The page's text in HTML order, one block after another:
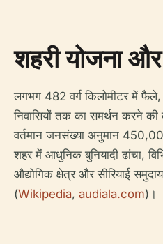
शहरी योजना
लगभग 482 वर्ग किलोमीटर में
निवासियों तक का समर्थन करने की
वर्तमान जनसंख्या अनुमान
शहर में आधुनिक बुनियादी ढांचा,
औद्योगिक क्षेत्र और सीरियाई
(Wikipedia, audiala.com)।